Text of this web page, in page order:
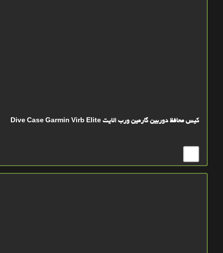
کیس محافظ دوربین گارمین ورب الایت Dive Case Garmin Virb Elite